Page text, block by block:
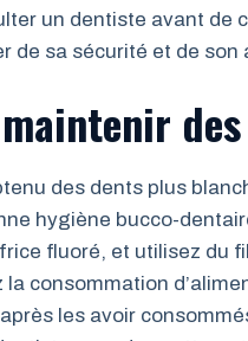
un dentiste avant de
de sa sécurité et de
des dents plus
hygiène bucco-
fluoré, et utilisez du
consommation
les avoir